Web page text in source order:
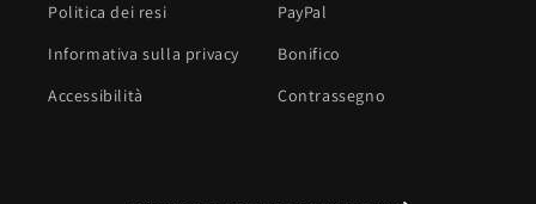
Politica dei resi
Informativa sulla privacy
Accessibilità
PayPal
Bonifico
Contrassegno